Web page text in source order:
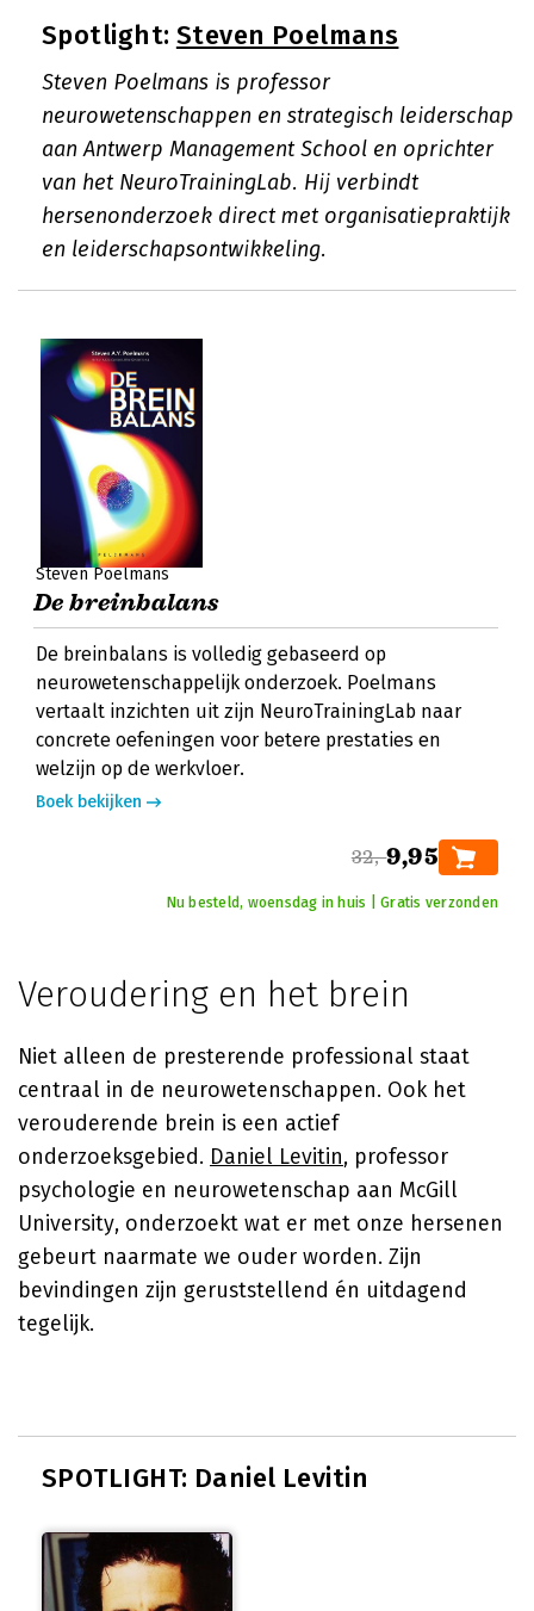
Spotlight: Steven Poelmans
Steven Poelmans is professor
neurowetenschappen en strategisch leiderschap
aan Antwerp Management School en oprichter
van het NeuroTrainingLab. Hij verbindt
hersenonderzoek direct met organisatiepraktijk
en leiderschapsontwikkeling.
Steven Poelmans
De breinbalans
De breinbalans is volledig gebaseerd op
neurowetenschappelijk onderzoek. Poelmans
vertaalt inzichten uit zijn NeuroTrainingLab naar
concrete oefeningen voor betere prestaties en
welzijn op de werkvloer.
Boek bekijken
32,-9,95
Nu besteld, woensdag in huis | Gratis verzonden
Veroudering en het brein
Niet alleen de presterende professional staat
centraal in de neurowetenschappen. Ook het
verouderende brein is een actief
onderzoeksgebied. Daniel Levitin, professor
psychologie en neurowetenschap aan McGill
University, onderzoekt wat er met onze hersenen
gebeurt naarmate we ouder worden. Zijn
bevindingen zijn geruststellend én uitdagend
tegelijk.
SPOTLIGHT: Daniel Levitin